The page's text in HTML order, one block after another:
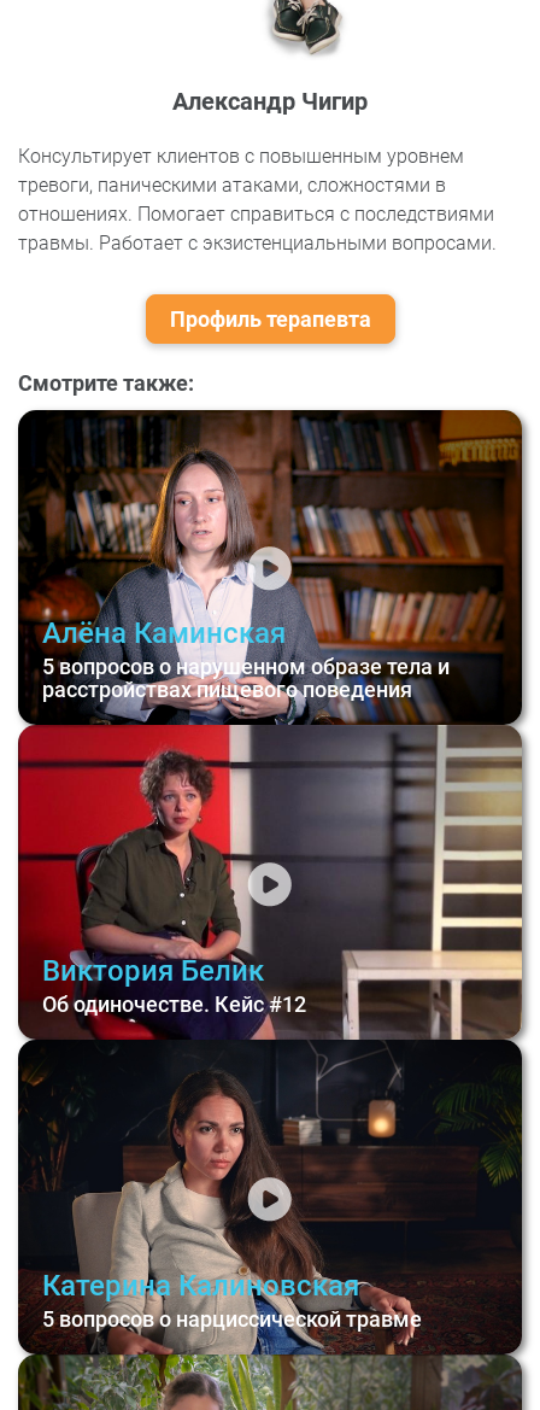
Александр Чигир
Консультирует клиентов с повышенным уровнем
тревоги, паническими атаками, сложностями в
отношениях. Помогает справиться с последствиями
травмы. Работает с экзистенциальными вопросами.
Профиль терапевта
Смотрите также:
Алёна Каминская
5 вопросов о нарушенном образе тела и
расстройствах пищевого поведения
Виктория Белик
Об одиночестве. Кейс #12
Катерина Калиновская
5 вопросов о нарциссической травме